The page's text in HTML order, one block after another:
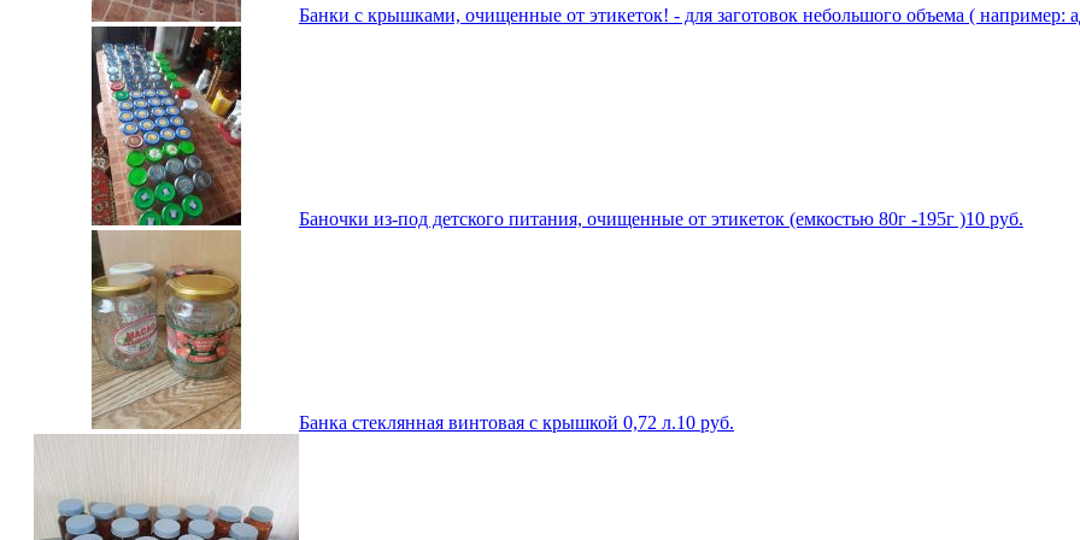
Банки с крышками, очищенные от этикеток! - для заготовок небольшого объема ( например:
Баночки из-под детского питания, очищенные от этикеток (емкостью 80г -195г )10 руб.
Банка стеклянная винтовая с крышкой 0,72 л.10 руб.